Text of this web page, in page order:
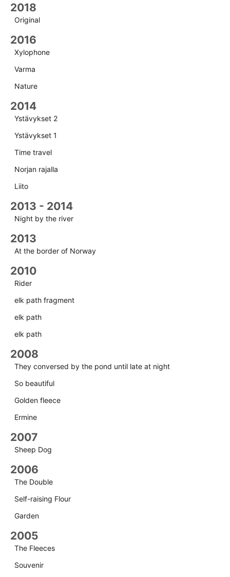
2018
Original
2016
Xylophone
Varma
Nature
2014
Ystävykset 2
Ystävykset 1
Time travel
Norjan rajalla
Liito
2013 - 2014
Night by the river
2013
At the border of Norway
2010
Rider
elk path fragment
elk path
elk path
2008
They conversed by the pond until late at night
So beautiful
Golden fleece
Ermine
2007
Sheep Dog
2006
The Double
Self-raising Flour
Garden
2005
The Fleeces
Souvenir